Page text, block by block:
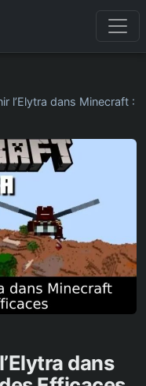
l’Elytra dans Minecraft :
dans